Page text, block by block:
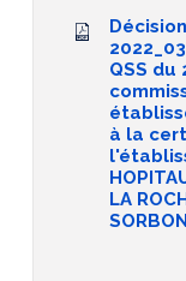
Décision
QSS
à la
LA